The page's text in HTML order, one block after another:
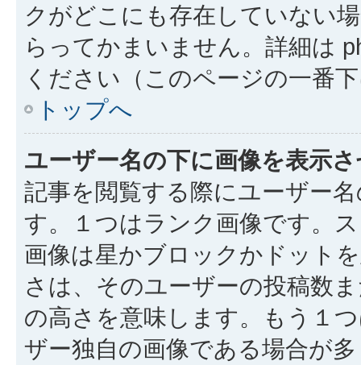
クがどこにも存在していない
らってかまいません。詳細は
ください（このページの一番
トップへ
ユーザー名の下に画像を表示
記事を閲覧する際にユーザー
す。１つはランク画像です。
画像は星かブロックかドット
さは、そのユーザーの投稿数
の高さを意味します。もう１
ザー独自の画像である場合が